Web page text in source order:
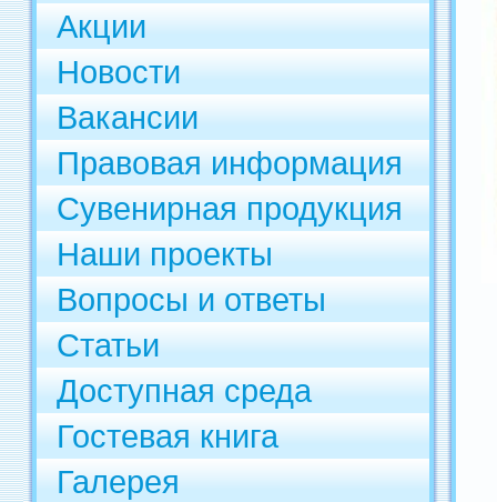
Акции
Новости
Вакансии
Правовая информация
Сувенирная продукция
Наши проекты
Вопросы и ответы
Статьи
Доступная среда
Гостевая книга
Галерея